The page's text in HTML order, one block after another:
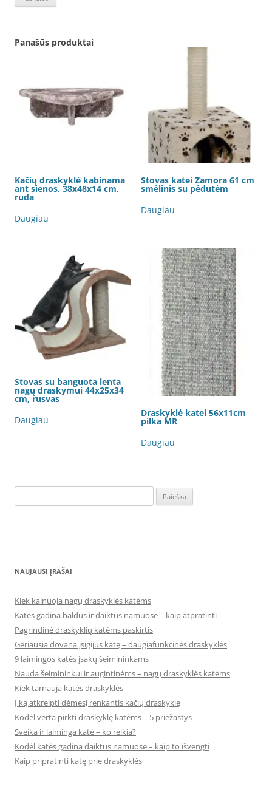
Panašūs produktai
Kačių draskyklė kabinama
ant sienos, 38x48x14 cm,
ruda
Daugiau
Stovas katei Zamora 61 cm
smėlinis su pėdutėm
Daugiau
Stovas su banguota lenta
nagų draskymui 44x25x34
cm, rusvas
Daugiau
Draskyklė katei 56x11cm
pilka MR
Daugiau
NAUJAUSI ĮRAŠAI
Kiek kainuoja nagų draskyklės katėms
Katės gadina baldus ir daiktus namuose – kaip atpratinti
Pagrindinė draskyklių katėms paskirtis
Geriausia dovana įsigijus katę – daugiafunkcinės draskyklės
9 laimingos katės įsakų šeimininkams
Nauda šeimininkui ir augintinėms – nagų draskyklės katėms
Kiek tarnauja katės draskyklės
Į ką atkreipti dėmesį renkantis kačių draskyklę
Kodėl verta pirkti draskyklę katėms – 5 priežastys
Sveika ir laiminga katė – ko reikia?
Kodėl katės gadina daiktus namuose – kaip to išvengti
Kaip pripratinti katę prie draskyklės